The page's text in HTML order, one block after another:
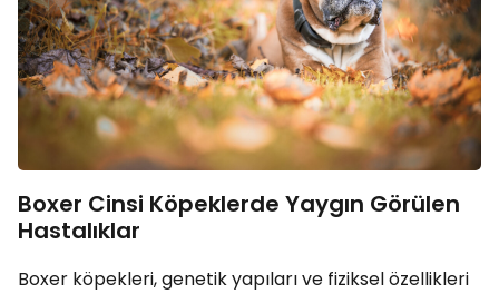
Boxer Cinsi Köpeklerde Yaygın Görülen
Hastalıklar
Boxer köpekleri, genetik yapıları ve fiziksel özellikleri